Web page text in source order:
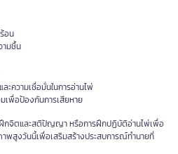
อน
ามชื้น
ความเชื่อมั่นในการอ่านไพ่
เพื่อป้องกันการเสียหาย
ฝึกจิตและสติปัญญา หรือการฝึกปฏิบัติอ่านไพ่เพื่อ
พสูงวันนี้เพื่อเสริมสร้างประสบการณ์ทำนายที่